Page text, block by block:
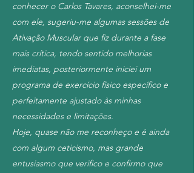
conhecer o Carlos Tavares, aconselhei-me
com ele, sugeriu-me algumas sessões de
Ativação Muscular que fiz durante a fase
mais crítica, tendo sentido melhorias
imediatas, posteriormente iniciei um
programa de exercício físico específico e
perfeitamente ajustado às minhas
necessidades e limitações.
Hoje, quase não me reconheço e é ainda
com algum ceticismo, mas grande
entusiasmo que verifico e confirmo que